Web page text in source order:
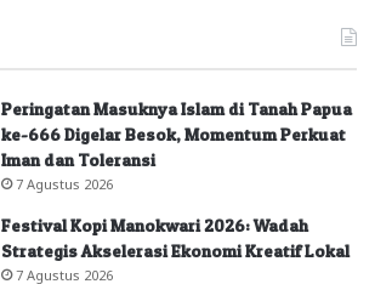
Peringatan Masuknya Islam di Tanah Papua
ke-666 Digelar Besok, Momentum Perkuat
Iman dan Toleransi
7 Agustus 2026
Festival Kopi Manokwari 2026: Wadah
Strategis Akselerasi Ekonomi Kreatif Lokal
7 Agustus 2026